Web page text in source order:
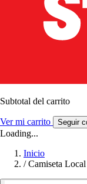
Subtotal del carrito
Ver mi carrito Seguir
Loading...
Inicio
/ Camiseta